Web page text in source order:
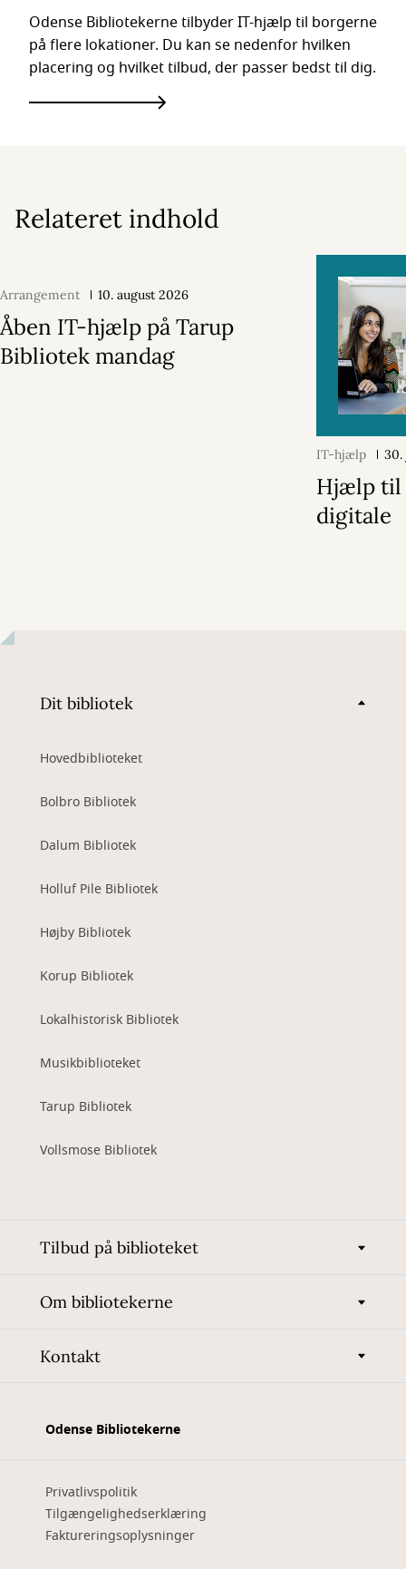
Odense Bibliotekerne tilbyder IT-hjælp til borgerne
på flere lokationer. Du kan se nedenfor hvilken
placering og hvilket tilbud, der passer bedst til dig.
Relateret indhold
Arrangement 10. august 2026
Åben IT-hjælp på Tarup
Bibliotek mandag
IT-hjælp 30.
Hjælp til
digitale
Dit bibliotek
Hovedbiblioteket
Bolbro Bibliotek
Dalum Bibliotek
Holluf Pile Bibliotek
Højby Bibliotek
Korup Bibliotek
Lokalhistorisk Bibliotek
Musikbiblioteket
Tarup Bibliotek
Vollsmose Bibliotek
Tilbud på biblioteket
Om bibliotekerne
Kontakt
Odense Bibliotekerne
Privatlivspolitik
Tilgængelighedserklæring
Faktureringsoplysninger